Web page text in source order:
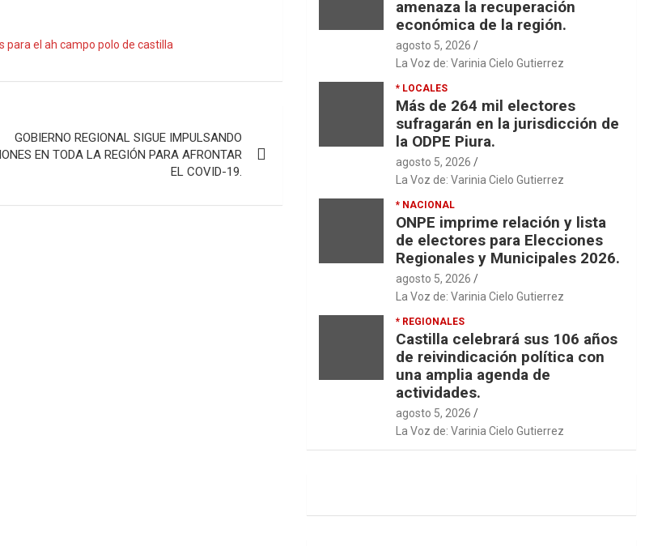
para el ah campo polo de castilla
GOBIERNO REGIONAL SIGUE IMPULSANDO
EN TODA LA REGIÓN PARA AFRONTAR
EL COVID-19.
amenaza la recuperación
económica de la región.
agosto 5, 2026
La Voz de: Varinia Cielo Gutierrez
* LOCALES
Más de 264 mil electores
sufragarán en la jurisdicción de
la ODPE Piura.
agosto 5, 2026
La Voz de: Varinia Cielo Gutierrez
* NACIONAL
ONPE imprime relación y lista
de electores para Elecciones
Regionales y Municipales 2026.
agosto 5, 2026
La Voz de: Varinia Cielo Gutierrez
* REGIONALES
Castilla celebrará sus 106 años
de reivindicación política con
una amplia agenda de
actividades.
agosto 5, 2026
La Voz de: Varinia Cielo Gutierrez